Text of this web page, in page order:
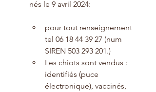
nés le 9 avril 2024:
pour tout renseignement
tel 06 18 44 39 27 (num
SIREN 503 293 201.)
Les chiots sont vendus :
identifiés (puce
électronique), vaccinés,